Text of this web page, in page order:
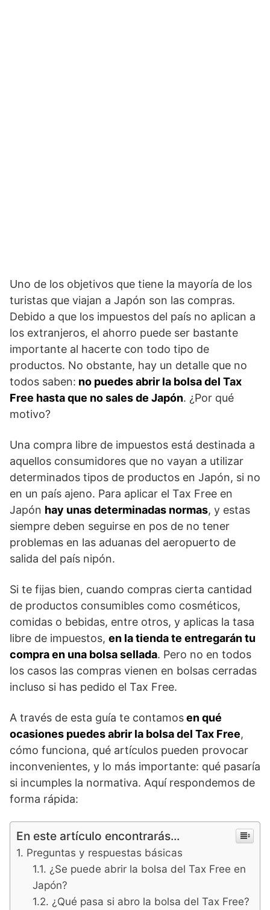
Uno de los objetivos que tiene la mayoría de los
turistas que viajan a Japón son las compras.
Debido a que los impuestos del país no aplican a
los extranjeros, el ahorro puede ser bastante
importante al hacerte con todo tipo de
productos. No obstante, hay un detalle que no
todos saben: no puedes abrir la bolsa del Tax
Free hasta que no sales de Japón. ¿Por qué
motivo?
Una compra libre de impuestos está destinada a
aquellos consumidores que no vayan a utilizar
determinados tipos de productos en Japón, si no
en un país ajeno. Para aplicar el Tax Free en
Japón hay unas determinadas normas, y estas
siempre deben seguirse en pos de no tener
problemas en las aduanas del aeropuerto de
salida del país nipón.
Si te fijas bien, cuando compras cierta cantidad
de productos consumibles como cosméticos,
comidas o bebidas, entre otros, y aplicas la tasa
libre de impuestos, en la tienda te entregarán tu
compra en una bolsa sellada. Pero no en todos
los casos las compras vienen en bolsas cerradas
incluso si has pedido el Tax Free.
A través de esta guía te contamosen qué
ocasiones puedes abrir la bolsa del Tax Free,
cómo funciona, qué artículos pueden provocar
inconvenientes, y lo más importante: qué pasaría
si incumples la normativa. Aquí respondemos de
forma rápida:
En este artículo encontrarás...
Preguntas y respuestas básicas
¿Se puede abrir la bolsa del Tax Free en
Japón?
¿Qué pasa si abro la bolsa del Tax Free?